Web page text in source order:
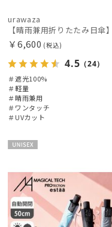
urawaza
￥6,600 (税込)
4.5 （24）
＃遮光100%
＃軽量
＃晴雨兼用
＃ワンタッチ
＃UVカット